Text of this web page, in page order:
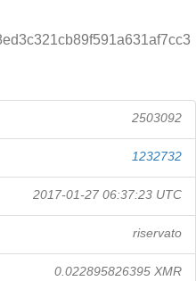
2503092
1232732
2017-01-27 06:37:23 UTC
riservato
0.022895826395 XMR